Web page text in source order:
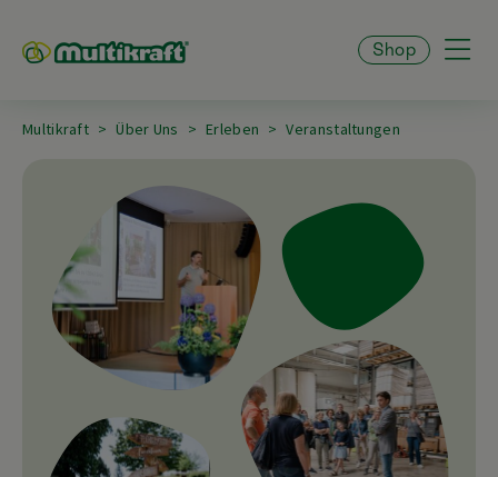
Shop
Multikraft Über Uns Erleben Veranstaltungen